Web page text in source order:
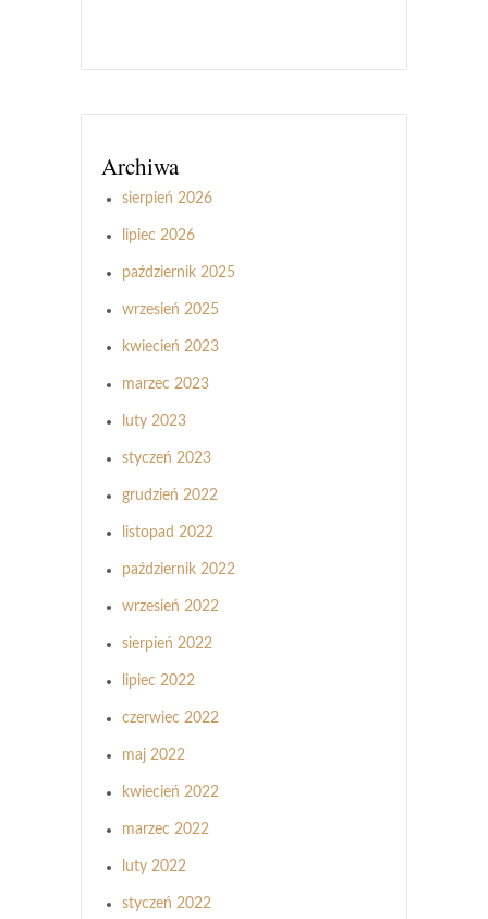
Archiwa
sierpień 2026
lipiec 2026
październik 2025
wrzesień 2025
kwiecień 2023
marzec 2023
luty 2023
styczeń 2023
grudzień 2022
listopad 2022
październik 2022
wrzesień 2022
sierpień 2022
lipiec 2022
czerwiec 2022
maj 2022
kwiecień 2022
marzec 2022
luty 2022
styczeń 2022